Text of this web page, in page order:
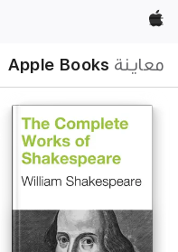
Apple‏
معاينة Apple Books